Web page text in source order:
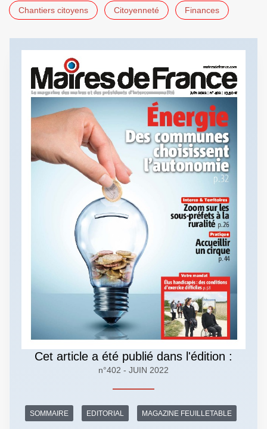
Chantiers citoyens
Citoyenneté Finances
Cet article a été publié dans l'édition :
n°402 - JUIN 2022
SOMMAIRE EDITORIAL MAGAZINE FEUILLETABLE